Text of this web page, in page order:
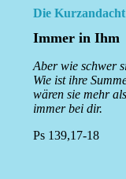
Die
Immer in Ihm
Aber wie schwer
Wie ist ihre
wären sie mehr
immer bei dir.
Ps 139,17-18